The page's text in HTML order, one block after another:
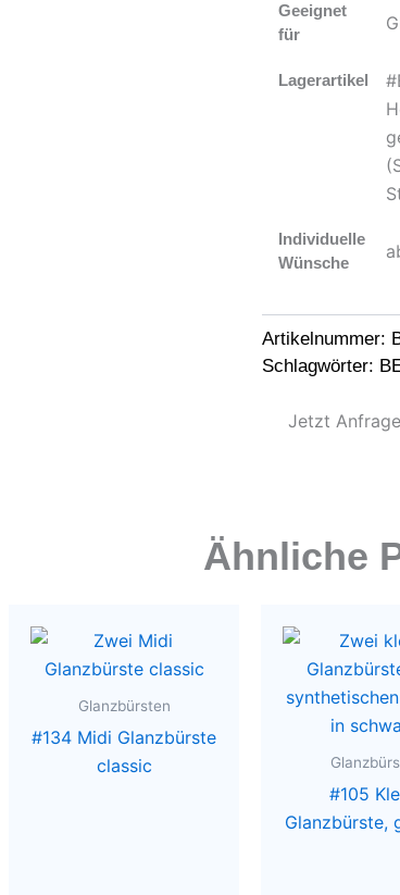
Geeignet
für
Lagerartikel
Individuelle
Wünsche
Artikelnummer:
Schlagwörter:
Jetzt
Ähnliche
Glanzbürsten
#134 Midi Glanzbürste
classic
#105
Glanzbürste,